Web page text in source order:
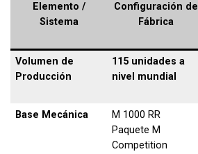
Elemento /
Sistema
Configuración de
Fábrica
Volumen de
Producción
115 unidades a
nivel mundial
Base Mecánica
M 1000 RR
Paquete M
Competition